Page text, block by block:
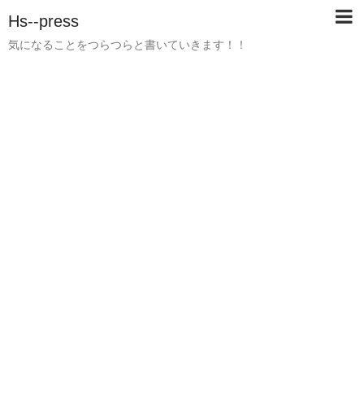
Hs--press
気になることをつらつらと書いていきます！！